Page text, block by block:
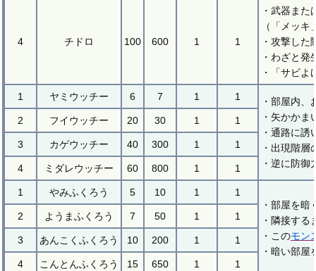
4 チドロ 100 600 1 1
・武器ま
（「メッ
・攻撃し
・わざと
・「サビよ
1 ヤミウッチー 6 7 1 1
・部屋内
・矢かかま
・通路に
・出現階
・逆に防御
2 フイウッチー 20 30 1 1
3 カゲウッチー 40 300 1 1
4 ミダレウッチー 60 800 1 1
1 やみふくろう 5 10 1
1
・部屋を暗
・隣接する
・このモン
・暗い部
2 ようまふくろう 7 50 1 1
3 あんこくふくろう 10 200 1 1
4 こんとんふくろう 15 650 1 1